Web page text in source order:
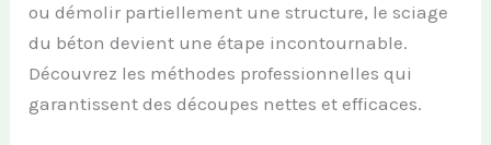
ou démolir partiellement une structure, le sciage
du béton devient une étape incontournable.
Découvrez les méthodes professionnelles qui
garantissent des découpes nettes et efficaces.